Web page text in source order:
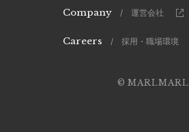
Company / 運営会社
Careers / 採用・職場環境
© MARLMARL